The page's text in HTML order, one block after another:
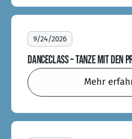
9/24/2026
DANCECLASS – TANZE MIT DEN
Mehr